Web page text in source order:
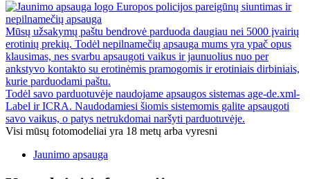
Europos policijos pareigūnų siuntimas ir
nepilnamečių apsauga
Mūsų užsakymų paštu bendrovė parduoda daugiau nei 5000 įvairių
erotinių prekių. Todėl nepilnamečių apsauga mums yra ypač opus
klausimas, nes svarbu apsaugoti vaikus ir jaunuolius nuo per
ankstyvo kontakto su erotinėmis pramogomis ir erotiniais dirbiniais,
kurie parduodami paštu.
Todėl savo parduotuvėje naudojame apsaugos sistemas age-de.xml-
Label ir ICRA. Naudodamiesi šiomis sistemomis galite apsaugoti
savo vaikus, o patys netrukdomai naršyti parduotuvėje.
Visi mūsų fotomodeliai yra 18 metų arba vyresni
Jaunimo apsauga